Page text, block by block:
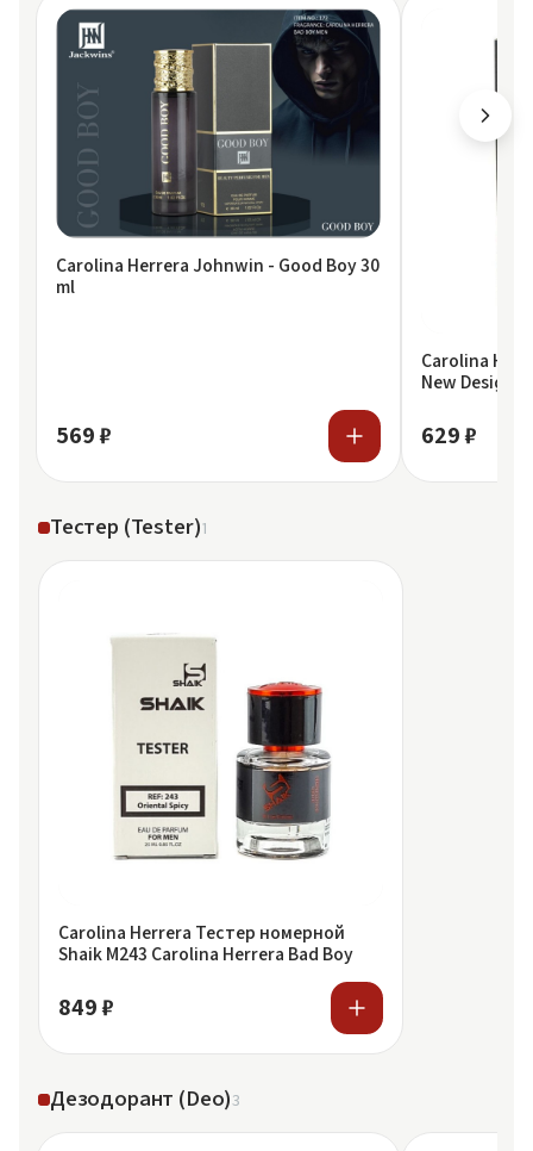
Carolina Herrera Johnwin - Good Boy 30
ml
569 ₽
Carolina
New Design
629 ₽
Тестер (Tester)1
Carolina Herrera Тестер номерной
Shaik M243 Carolina Herrera Bad Boy
849 ₽
Дезодорант (Deo)3